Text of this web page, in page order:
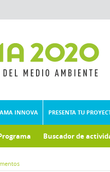
INNOVA PRESENTA TU
Buscador de